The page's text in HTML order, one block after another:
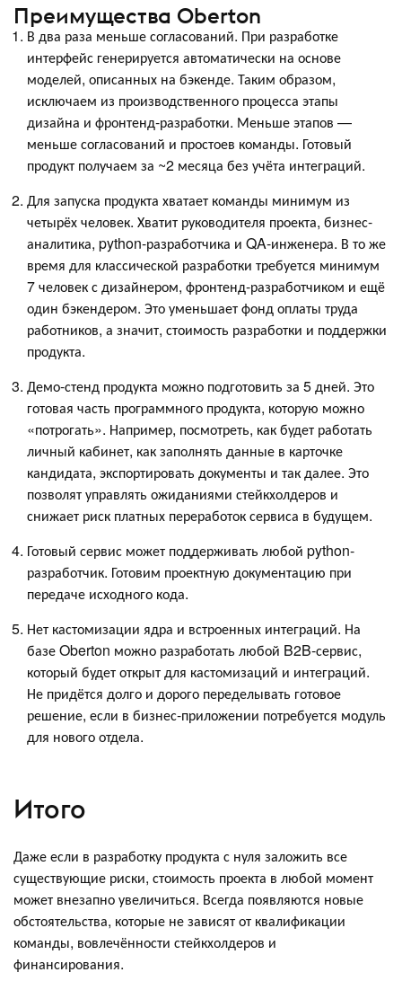
Преимущества Oberton
В два раза меньше согласований. При разработке
интерфейс генерируется автоматически на основе
моделей, описанных на бэкенде. Таким образом,
исключаем из производственного процесса этапы
дизайна и фронтенд-разработки. Меньше этапов —
меньше согласований и простоев команды. Готовый
продукт получаем за ~2 месяца без учёта интеграций.
Для запуска продукта хватает команды минимум из
четырёх человек. Хватит руководителя проекта, бизнес-
аналитика, python-разработчика и QA-инженера. В то же
время для классической разработки требуется минимум
7 человек с дизайнером, фронтенд-разработчиком и ещё
один бэкендером. Это уменьшает фонд оплаты труда
работников, а значит, стоимость разработки и поддержки
продукта.
Демо-стенд продукта можно подготовить за 5 дней. Это
готовая часть программного продукта, которую можно
«потрогать». Например, посмотреть, как будет работать
личный кабинет, как заполнять данные в карточке
кандидата, экспортировать документы и так далее. Это
позволят управлять ожиданиями стейкхолдеров и
снижает риск платных переработок сервиса в будущем.
Готовый сервис может поддерживать любой python-
разработчик. Готовим проектную документацию при
передаче исходного кода.
Нет кастомизации ядра и встроенных интеграций. На
базе Oberton можно разработать любой B2B-сервис,
который будет открыт для кастомизаций и интеграций.
Не придётся долго и дорого переделывать готовое
решение, если в бизнес-приложении потребуется модуль
для нового отдела.
Итого
Даже если в разработку продукта с нуля заложить все
существующие риски, стоимость проекта в любой момент
может внезапно увеличиться. Всегда появляются новые
обстоятельства, которые не зависят от квалификации
команды, вовлечённости стейкхолдеров и
финансирования.